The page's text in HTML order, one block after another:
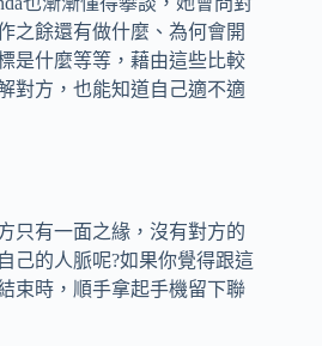
之餘還有做什麼、為何會開
是什麼等等，藉由這些比較
對方，也能知道自己適不適
只有一面之緣，沒有對方的
己的人脈呢?如果你覺得跟這
束時，順手拿起手機留下聯